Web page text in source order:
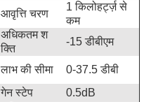
आवृत्ति चरण
1 किलोहर्ट्ज़ से
कम
अधिकतम श
क्ति
-15 डीबीएम
लाभ की सीमा
0-37.5 डीबी
गेन स्टेप
0.5dB